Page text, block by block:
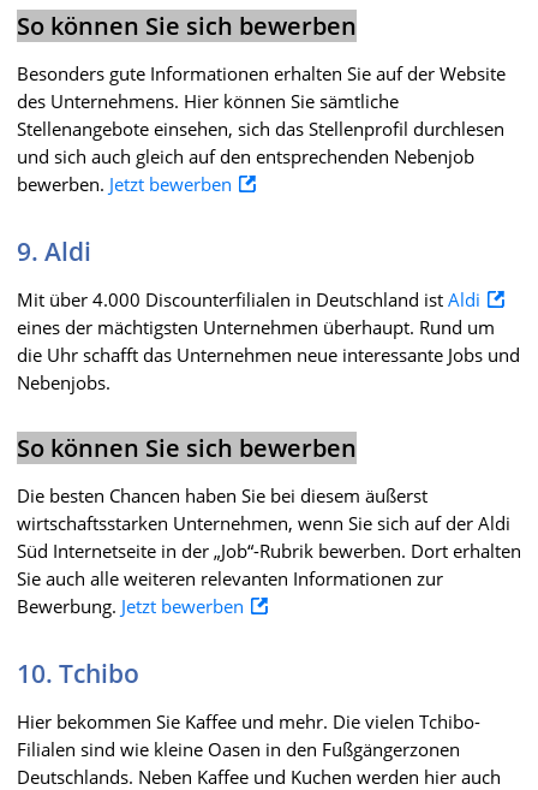
So können Sie sich bewerben
Besonders gute Informationen erhalten Sie auf der Website
des Unternehmens. Hier können Sie sämtliche
Stellenangebote einsehen, sich das Stellenprofil durchlesen
und sich auch gleich auf den entsprechenden Nebenjob
bewerben. Jetzt bewerben
9. Aldi
Mit über 4.000 Discounterfilialen in Deutschland ist Aldi
eines der mächtigsten Unternehmen überhaupt. Rund um
die Uhr schafft das Unternehmen neue interessante Jobs und
Nebenjobs.
So können Sie sich bewerben
Die besten Chancen haben Sie bei diesem äußerst
wirtschaftsstarken Unternehmen, wenn Sie sich auf der Aldi
Süd Internetseite in der „Job“-Rubrik bewerben. Dort erhalten
Sie auch alle weiteren relevanten Informationen zur
Bewerbung. Jetzt bewerben
10. Tchibo
Hier bekommen Sie Kaffee und mehr. Die vielen Tchibo-
Filialen sind wie kleine Oasen in den Fußgängerzonen
Deutschlands. Neben Kaffee und Kuchen werden hier auch